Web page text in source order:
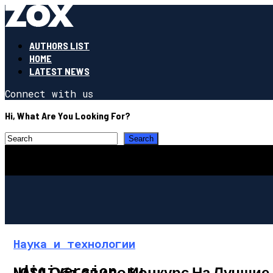
AUTHORS LIST
HOME
LATEST NEWS
Connect with us
Hi, What Are You Looking For?
Наука и технологии